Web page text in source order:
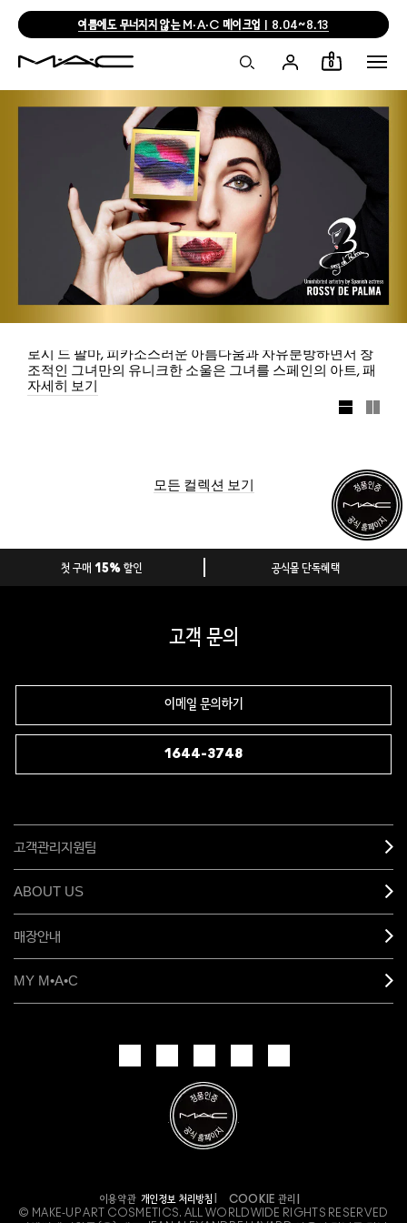
여름에도 무너지지 않는 M·A·C 메이크업 | 8.04~8.13
0
로시 드 팔마, 피카소스러운 아름다움과 자유분방하면서 창
조적인 그녀만의 유니크한 소울은 그녀를 스페인의 아트, 패
션, 영화계에서 최고로 꼽히는 뮤즈로 만들었습니다. 그녀의
눈, 코, 입을 형상화한 입체적인 스페셜 데코 패키지에 그녀
오프라인 - 압구정 스토어 / 홍대 스토어 / 롯데월드몰 스토
자세히 보기
모든 컬렉션 보기
첫 구매 15% 할인 공식몰 단독혜택
고객 문의
이메일 문의하기
1644-3748
고객관리지원팀
ABOUT US
매장안내
MY M•A•C
이용약관 개인정보 처리방침
COOKIE 관리
© MAKE-UP ART COSMETICS. ALL WORLDWIDE RIGHTS RESERVED